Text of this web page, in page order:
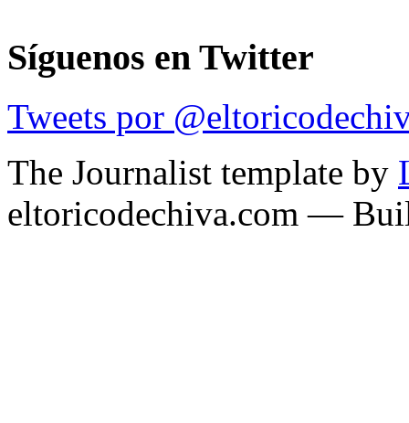
Síguenos en Twitter
Tweets por
The Journalist template by
eltoricodechiva.com —